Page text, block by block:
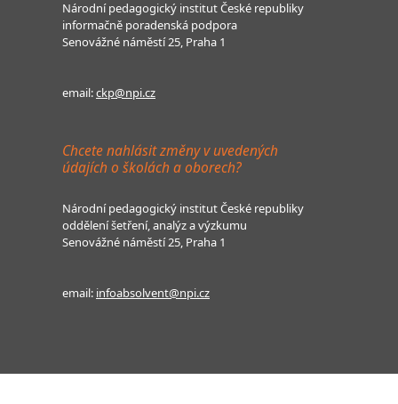
Národní pedagogický institut České republiky
informačně poradenská podpora
Senovážné náměstí 25, Praha 1
email:ckp@npi.cz
Chcete nahlásit změny v uvedených
údajích o školách a oborech?
Národní pedagogický institut České republiky
oddělení šetření, analýz a výzkumu
Senovážné náměstí 25, Praha 1
email: infoabsolvent@npi.cz